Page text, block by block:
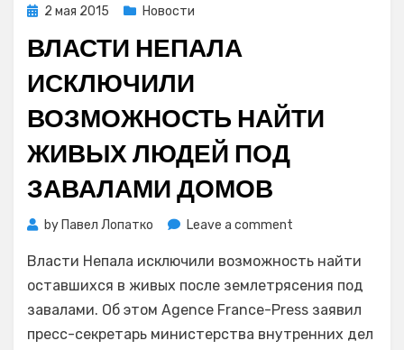
Posted
2 мая 2015 Новости
ВЛАСТИ НЕПАЛА
ИСКЛЮЧИЛИ
ВОЗМОЖНОСТЬ НАЙТИ
ЖИВЫХ ЛЮДЕЙ ПОД
ЗАВАЛАМИ ДОМОВ
by Павел Лопатко Leave a comment
Непала
исключили
возможность
живых
Власти Непала исключили возможность найти
оставшихся в живых после землетрясения под
завалами. Об этом Agence France-Press заявил
пресс-секретарь министерства внутренних дел